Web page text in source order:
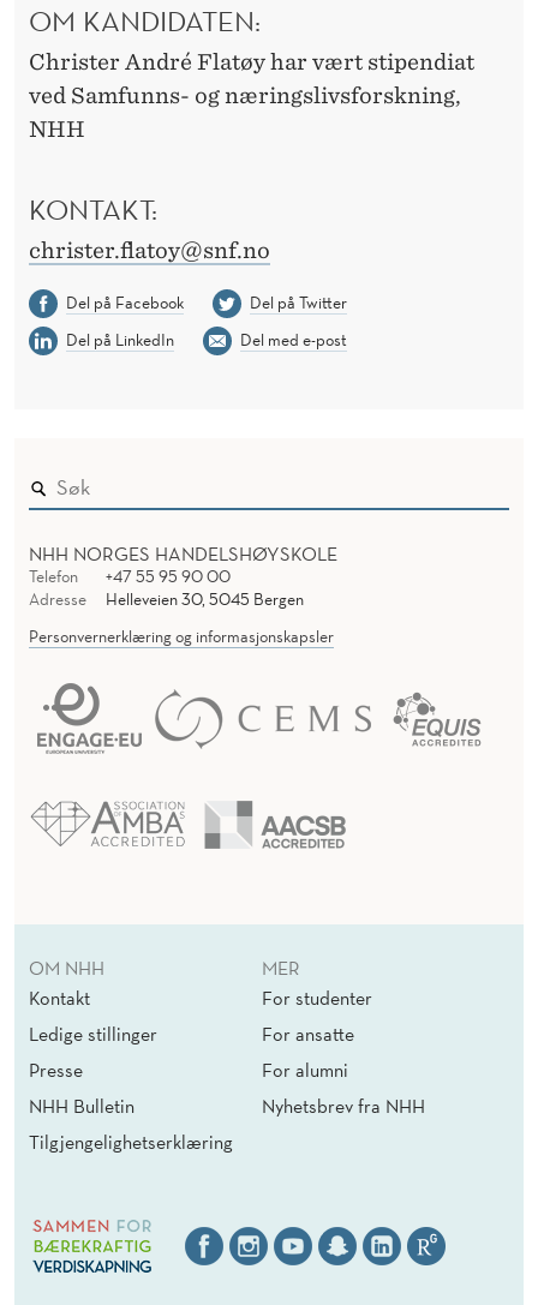
OM KANDIDATEN:
Christer André Flatøy har vært stipendiat
ved Samfunns- og næringslivsforskning,
NHH
KONTAKT:
christer.flatoy@snf.no
Del på Facebook
Del på Twitter
Del på LinkedIn
Del med e-post
NHH NORGES HANDELSHØYSKOLE
Telefon
+47 55 95 90 00
Adresse
Helleveien 30, 5045 Bergen
Personvernerklæring og informasjonskapsler
OM NHH
Kontakt
Ledige stillinger
Presse
NHH Bulletin
Tilgjengelighetserklæring
MER
For studenter
For ansatte
For alumni
Nyhetsbrev fra NHH